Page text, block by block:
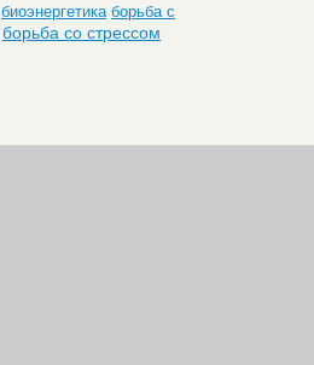
биоэнергетика борьба с
борьба со стрессом